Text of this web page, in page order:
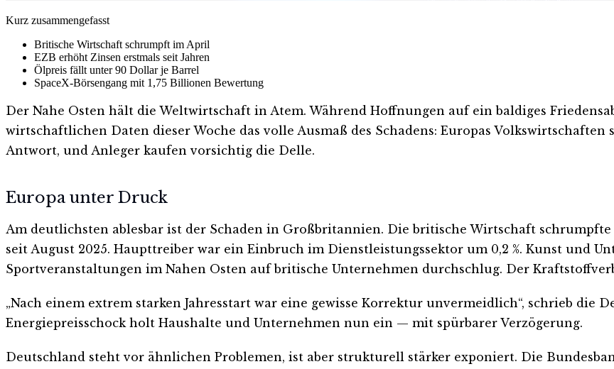
Kurz zusammengefasst
Britische Wirtschaft schrumpft im April
EZB erhöht Zinsen erstmals seit Jahren
Ölpreis fällt unter 90 Dollar je Barrel
SpaceX-Börsengang mit 1,75 Billionen Bewertung
Der Nahe Osten hält die Weltwirtschaft in Atem. Während Hoffnungen auf ein baldiges
wirtschaftlichen Daten dieser Woche das volle Ausmaß des Schadens: Europas
Antwort, und Anleger kaufen vorsichtig die Delle.
Europa unter Druck
Am deutlichsten ablesbar ist der Schaden in Großbritannien. Die britische Wirtschaft
seit August 2025. Haupttreiber war ein Einbruch im Dienstleistungssektor um 0,2 %. Kunst und
Sportveranstaltungen im Nahen Osten auf britische Unternehmen durchschlug. Der
„Nach einem extrem starken Jahresstart war eine gewisse Korrektur unvermeidlich“, schrieb die
Energiepreisschock holt Haushalte und Unternehmen nun ein — mit spürbarer Verzögerung.
Deutschland steht vor ähnlichen Problemen, ist aber strukturell stärker exponiert. Die